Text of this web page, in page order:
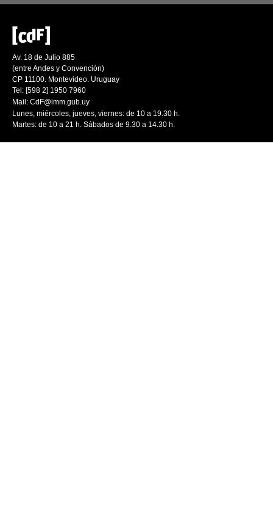
Av. 18 de Julio 885
(entre Andes y Convención)
CP 11100. Montevideo. Uruguay
Tel: [598 2] 1950 7960
Mail: CdF@imm.gub.uy
Lunes, miércoles, jueves, viernes: de 10 a 19.30 h.
Martes: de 10 a 21 h. Sábados de 9.30 a 14.30 h.